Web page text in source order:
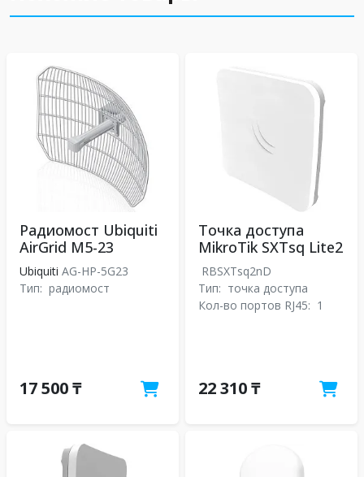
Радиомост Ubiquiti
AirGrid M5-23
Ubiquiti AG-HP-5G23
Тип: радиомост
17 500 ₸
Точка доступа
MikroTik SXTsq Lite2
RBSXTsq2nD
Тип: точка доступа
Кол-во портов RJ45: 1
22 310 ₸